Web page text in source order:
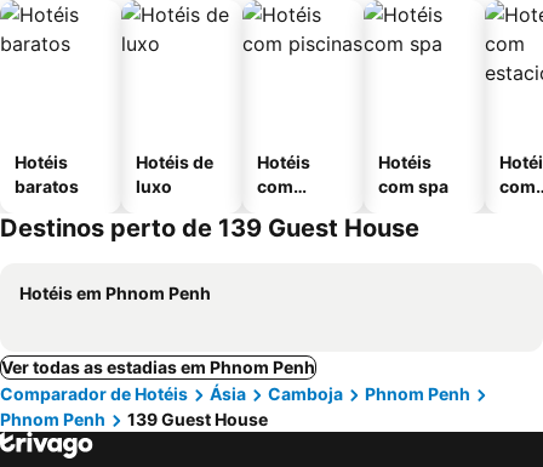
Hotéis
baratos
Hotéis de
luxo
Hotéis
com
Hotéis
com spa
com
Destinos perto de 139 Guest House
Hotéis em Phnom Penh
Ver todas as estadias em Phnom Penh
Comparador de Hotéis
Ásia Camboja
Phnom Penh
Phnom Penh
139 Guest House